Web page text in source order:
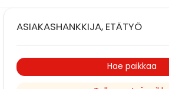
ASIAKASHANKKIJA, ETÄTYÖ
Hae paikkaa